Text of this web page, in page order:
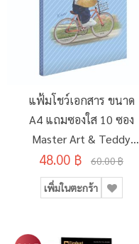
แฟ้มโชว์เอกสาร ขนาด
A4 แถมซองใส 10 ซอง
Master Art & Teddy
(คละลาย)
48.00 ฿ 60.00 ฿
เพิ่มในตะกร้า